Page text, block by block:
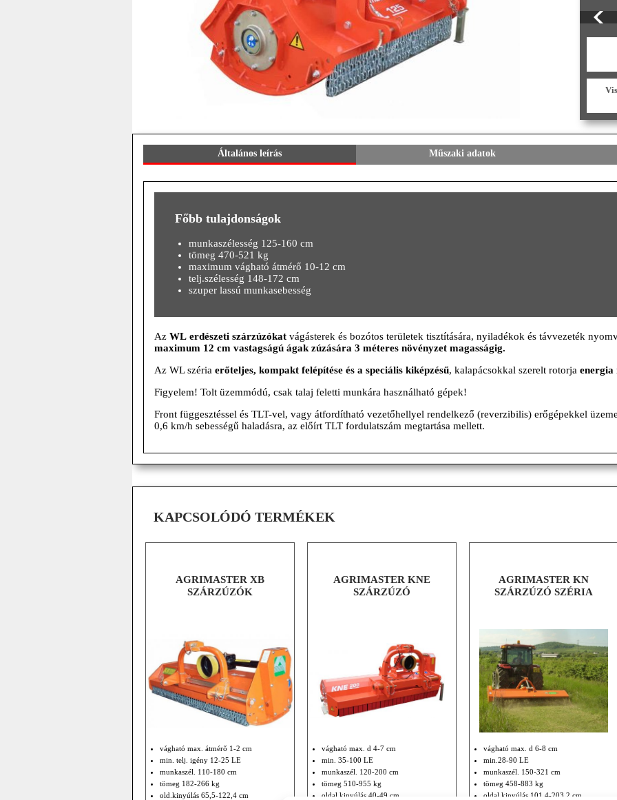
Általános leírás Műszaki adatok
Főbb tulajdonságok
munkaszélesség 125-160 cm
tömeg 470-521 kg
maximum vágható átmérő 10-12 cm
telj.szélesség 148-172 cm
szuper lassú munkasebesség
Az WL erdészeti szárzúzókat vágásterek és bozótos területek tisztítására, nyiladékok és távvezeték
maximum 12 cm vastagságú ágak zúzására 3 méteres növényzet magasságig.
Az WL széria erőteljes, kompakt felépítése és a speciális kiképzésű, kalapácsokkal szerelt rotorja energia
Figyelem! Tolt üzemmódú, csak talaj feletti munkára használható gépek!
Front függesztéssel és TLT-vel, vagy átfordítható vezetőhellyel rendelkező (reverzibilis) erőgépekkel
0,6 km/h sebességű haladásra, az előírt TLT fordulatszám megtartása mellett.
KAPCSOLÓDÓ TERMÉKEK
AGRIMASTER XB
SZÁRZÚZÓK
vágható max. átmérő 1-2 cm
min. telj. igény 12-25 LE
munkaszél. 110-180 cm
tömeg 182-266 kg
old.kinyúlás 65,5-122,4 cm
AGRIMASTER KNE
SZÁRZÚZÓ
vágható max. d 4-7 cm
min. 35-100 LE
munkaszél. 120-200 cm
tömeg 510-955 kg
oldal kinyúlás 40-49 cm
AGRIMASTER KN
SZÁRZÚZÓ SZÉRIA
vágható max. d 6-8 cm
min.28-90 LE
munkaszél. 150-321 cm
tömeg 458-883 kg
oldal kinyúlás 101,4-203,2 cm